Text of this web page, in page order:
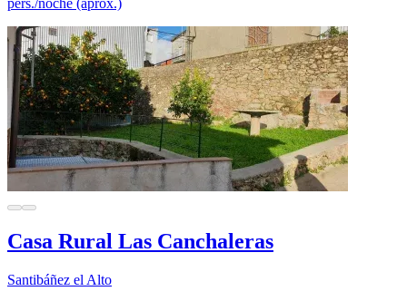
Casa Rural Las Canchaleras
Santibáñez el Alto